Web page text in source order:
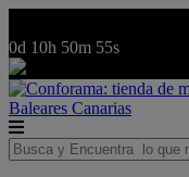
0d 10h 50m 55s
Baleares Canarias